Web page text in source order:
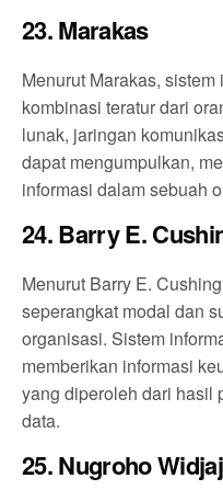
23. Marakas
Menurut Marakas,
kombinasi teratur dari
lunak, jaringan
dapat mengumpulkan,
informasi dalam sebuah
24. Barry E.
Menurut Barry E.
seperangkat modal dan
organisasi. Sistem
memberikan informasi
yang diperoleh dari hasil
data.
25. Nugroho